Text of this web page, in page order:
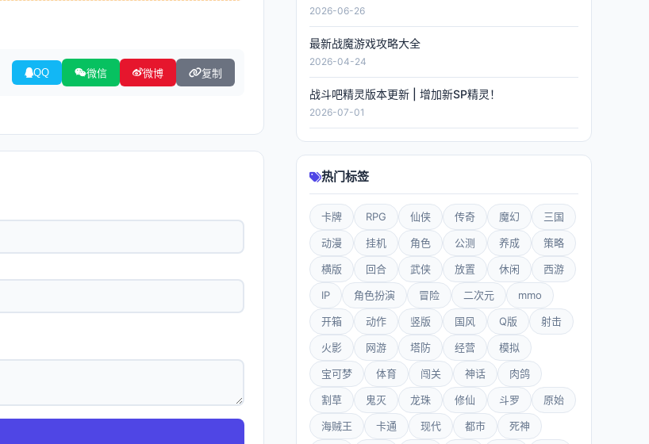
QQ 微信 微博 复制
2026-06-26
最新战魔游戏攻略大全
2026-04-24
战斗吧精灵版本更新 | 增加新SP精灵！
2026-07-01
热门标签
卡牌 RPG 仙侠 传奇 魔幻 三国
动漫 挂机 角色 公测 养成 策略
横版 回合 武侠 放置 休闲 西游
IP 角色扮演 冒险 二次元 mmo
开箱 动作 竖版 国风 Q版 射击
火影 网游 塔防 经营 模拟
宝可梦 体育 闯关 神话 肉鸽
割草 鬼灭 龙珠 修仙 斗罗 原始
海贼王 卡通 现代 都市 死神